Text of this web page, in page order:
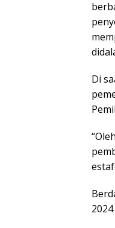
Di